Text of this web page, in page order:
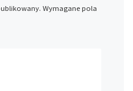
Wymagane pola